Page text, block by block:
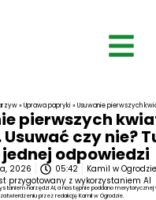
»Uprawa papryki»Usuwanie pierwszych
pierwszych
czy nie?
odpowiedzi
2026 05:42
Kamil w Ogrodzie
przygotowany z wykorzystaniem AI
narzędzi AI, a następnie poddano merytorycznej
przez redakcję Kamil w Ogrodzie.